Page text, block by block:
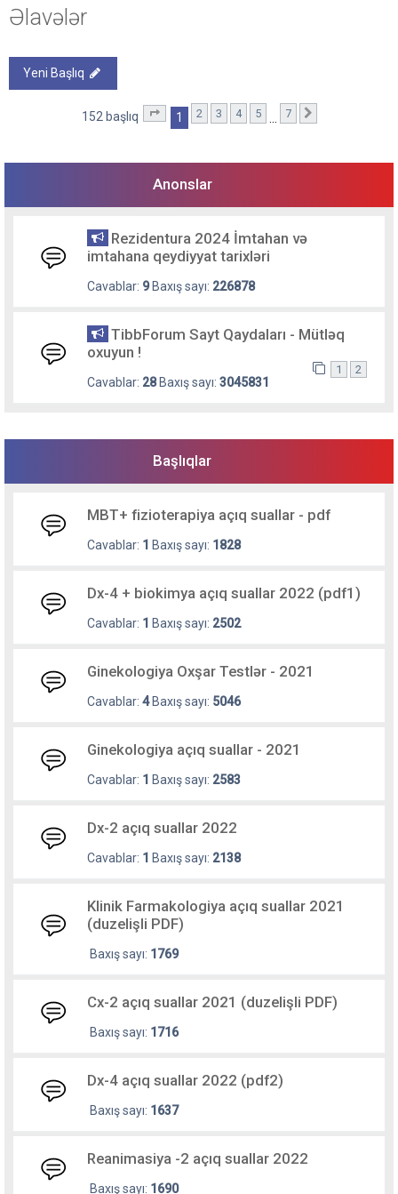
Əlavələr
Yeni Başlıq
152 başlıq . səhifə (Cəmi7 səhifə)
1 2 3 4 5 7
Anonslar
Rezidentura 2024 İmtahan və
imtahana qeydiyyat tarixləri
Cavablar: 9Baxış sayı: 226878
TibbForum Sayt Qaydaları - Mütləq
oxuyun !
Cavablar: 28Baxış sayı: 3045831
1 2
Başlıqlar
MBT+ fizioterapiya açıq suallar - pdf
Cavablar: 1 Baxış sayı: 1828
Dx-4 + biokimya açıq suallar 2022 (pdf1)
Cavablar: 1 Baxış sayı: 2502
Ginekologiya Oxşar Testlər - 2021
Cavablar: 4Baxış sayı: 5046
Ginekologiya açıq suallar - 2021
Cavablar: 1 Baxış sayı: 2583
Dx-2 açıq suallar 2022
Cavablar: 1 Baxış sayı: 2138
Klinik Farmakologiya açıq suallar 2021
(duzelişli PDF)
Baxış sayı: 1769
Cx-2 açıq suallar 2021 (duzelişli PDF)
Baxış sayı: 1716
Dx-4 açıq suallar 2022 (pdf2)
Baxış sayı: 1637
Reanimasiya -2 açıq suallar 2022
Baxış sayı: 1690